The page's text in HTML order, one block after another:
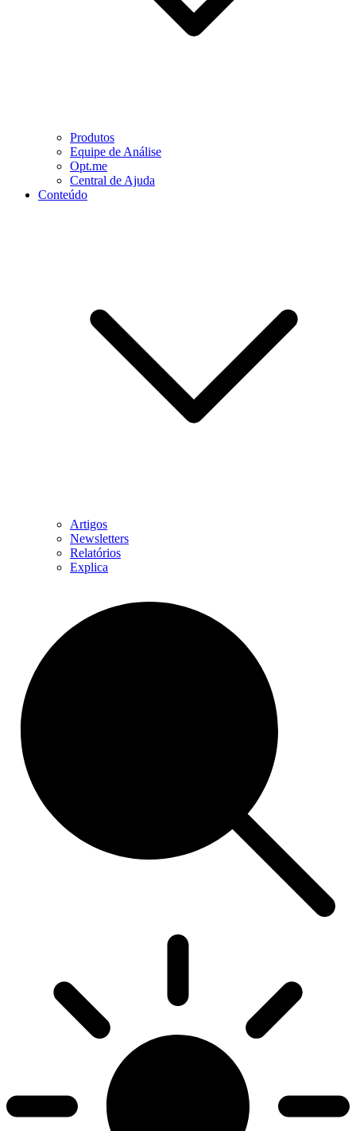
Produtos
Equipe de Análise
Opt.me
Central de Ajuda
Conteúdo
Artigos
Newsletters
Relatórios
Explica